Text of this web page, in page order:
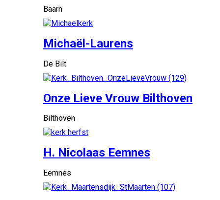
Baarn
Michaël-Laurens
De Bilt
Onze Lieve Vrouw Bilthoven
Bilthoven
H. Nicolaas Eemnes
Eemnes